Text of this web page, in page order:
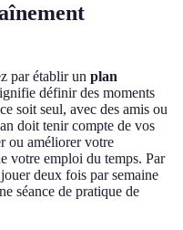
par établir un plan
définir des moments
soit seul, avec des amis ou
doit tenir compte de vos
ou améliorer votre
votre emploi du temps. Par
deux fois par semaine
séance de pratique de